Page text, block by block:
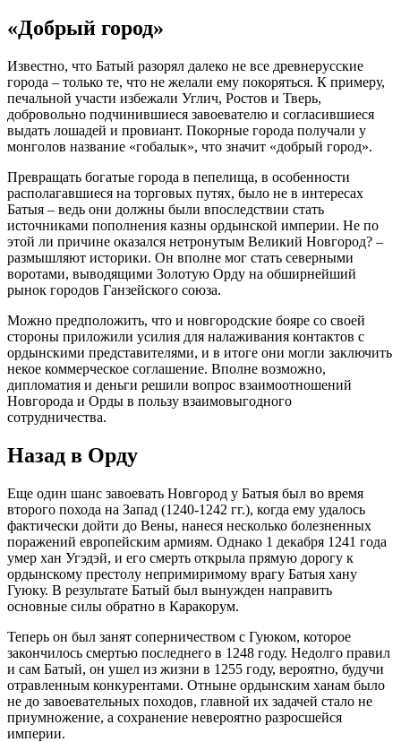
«Добрый город»
Известно, что Батый разорял далеко не все древнерусские
города – только те, что не желали ему покоряться. К примеру,
печальной участи избежали Углич, Ростов и Тверь,
добровольно подчинившиеся завоевателю и согласившиеся
выдать лошадей и провиант. Покорные города получали у
монголов название «гобалык», что значит «добрый город».
Превращать богатые города в пепелища, в особенности
располагавшиеся на торговых путях, было не в интересах
Батыя – ведь они должны были впоследствии стать
источниками пополнения казны ордынской империи. Не по
этой ли причине оказался нетронутым Великий Новгород? –
размышляют историки. Он вполне мог стать северными
воротами, выводящими Золотую Орду на обширнейший
рынок городов Ганзейского союза.
Можно предположить, что и новгородские бояре со своей
стороны приложили усилия для налаживания контактов с
ордынскими представителями, и в итоге они могли заключить
некое коммерческое соглашение. Вполне возможно,
дипломатия и деньги решили вопрос взаимоотношений
Новгорода и Орды в пользу взаимовыгодного
сотрудничества.
Назад в Орду
Еще один шанс завоевать Новгород у Батыя был во время
второго похода на Запад (1240-1242 гг.), когда ему удалось
фактически дойти до Вены, нанеся несколько болезненных
поражений европейским армиям. Однако 1 декабря 1241 года
умер хан Угэдэй, и его смерть открыла прямую дорогу к
ордынскому престолу непримиримому врагу Батыя хану
Гуюку. В результате Батый был вынужден направить
основные силы обратно в Каракорум.
Теперь он был занят соперничеством с Гуюком, которое
закончилось смертью последнего в 1248 году. Недолго правил
и сам Батый, он ушел из жизни в 1255 году, вероятно, будучи
отравленным конкурентами. Отныне ордынским ханам было
не до завоевательных походов, главной их задачей стало не
приумножение, а сохранение невероятно разросшейся
империи.